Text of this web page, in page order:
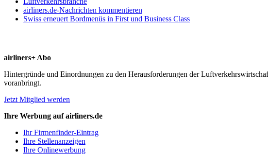
airliners.de-Nachrichten kommentieren
Swiss erneuert Bordmenüs in First und Business Class
airliners+ Abo
Hintergründe und Einordnungen zu den Herausforderungen der
voranbringt.
Jetzt Mitglied werden
Ihre Werbung auf airliners.de
Ihr Firmenfinder-Eintrag
Ihre Stellenanzeigen
Ihre Onlinewerbung